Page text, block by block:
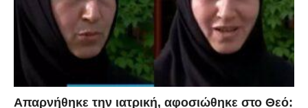
Απαρνήθηκε την ιατρική, αφοσιώθηκε στο Θεό: